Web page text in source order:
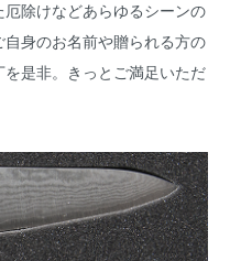
除けなどあらゆるシーンの
身のお名前や贈られる方の
是非。きっとご満足いただ